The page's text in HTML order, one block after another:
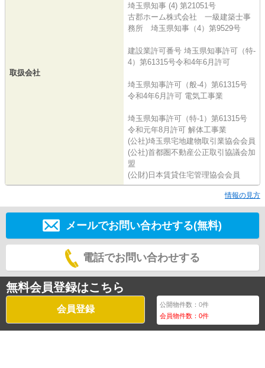
取扱会社
埼玉県知事 (4) 第21051号
古郡ホーム株式会社 一級建築士事
務所 埼玉県知事（4）第9529号
建設業許可番号 埼玉県知事許可（特-
4）第61315号令和4年6月許可
埼玉県知事許可（般-4）第61315号
令和4年6月許可 電気工事業
埼玉県知事許可（特-1）第61315号
令和元年8月許可 解体工事業
(公社)埼玉県宅地建物取引業協会会員
(公社)首都圏不動産公正取引協議会加
盟
(公財)日本賃貸住宅管理協会会員
情報の見方
メールでお問い合わせする(無料)
電話でお問い合わせする
無料会員登録はこちら
会員登録 公開物件数：0件
会員物件数：0件